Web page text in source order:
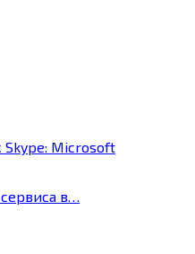
Skype: Microsoft
в…